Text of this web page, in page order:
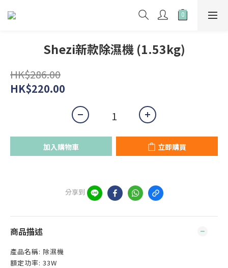
Shezi新款除濕機 (1.53kg)
HK$286.00
HK$220.00
加入購物車 立即購買
分享到
商品描述
產品名稱: 除濕機
額定功率: 33W